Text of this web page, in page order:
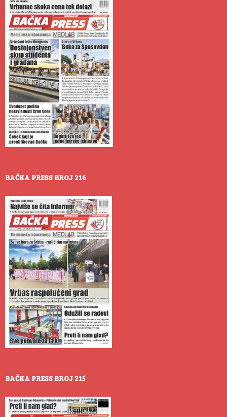
BAČKA PRESS BROJ 216
BAČKA PRESS BROJ 215